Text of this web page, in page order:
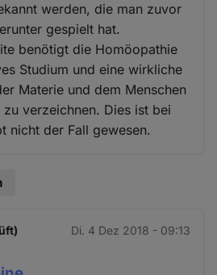
werden, die man zuvor
gespielt hat.
benötigt die Homöopathie
Studium und eine wirkliche
Materie und dem Menschen
verzeichnen. Dies ist bei
nicht der Fall gewesen.
Di. 4 Dez 2018 - 09:13